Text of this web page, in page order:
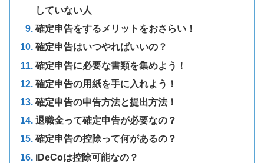
していない人
確定申告をするメリットをおさらい！
確定申告はいつやればいいの？
確定申告に必要な書類を集めよう！
確定申告の用紙を手に入れよう！
確定申告の申告方法と提出方法！
退職金って確定申告が必要なの？
確定申告の控除って何があるの？
iDeCoは控除可能なの？